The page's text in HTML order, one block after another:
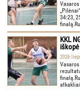
34:23,
KKL
2026